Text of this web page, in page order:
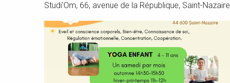
Studi'Om, 66, avenue de la République, Saint-Nazaire